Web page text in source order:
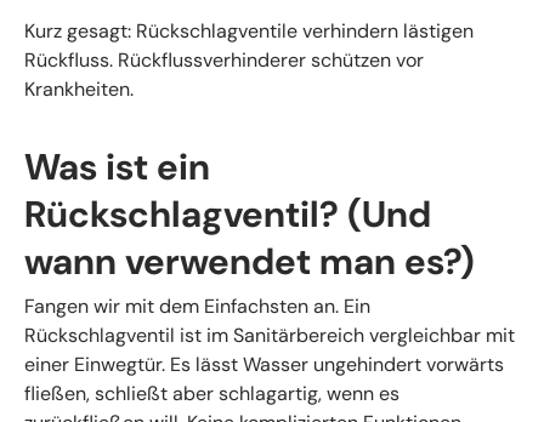
Kurz gesagt: Rückschlagventile verhindern lästigen
Rückfluss. Rückflussverhinderer schützen vor
Krankheiten.
Was ist ein
Rückschlagventil? (Und
wann verwendet man es?)
Fangen wir mit dem Einfachsten an. Ein
Rückschlagventil ist im Sanitärbereich vergleichbar mit
einer Einwegtür. Es lässt Wasser ungehindert vorwärts
fließen, schließt aber schlagartig, wenn es